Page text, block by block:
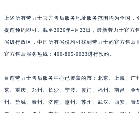
上述所有劳力士官方售后服务地址服务范围均为全国
提前预约即可。截至2026年4月22日，最新劳力士官方
省级行政区，中国所有省份均可找到劳力士的官方售后
官方售后服务热线：400-805-0023进行预约。
目前劳力士售后服务中心已覆盖的市：北京、上海、
京、重庆、郑州、长沙、宁波、厦门、福州、南昌、金
州、盐城、泰州、济南、惠州、苏州、武汉、西安、青